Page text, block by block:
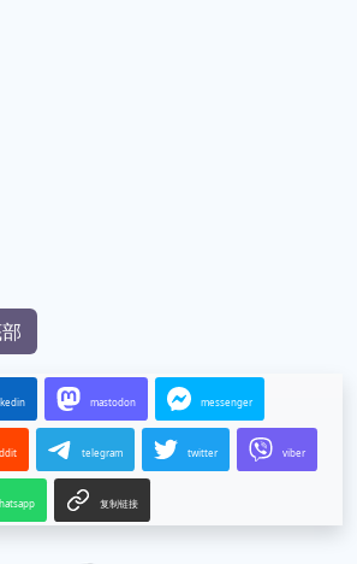
mastodon messenger
telegram twitter viber
复制链接